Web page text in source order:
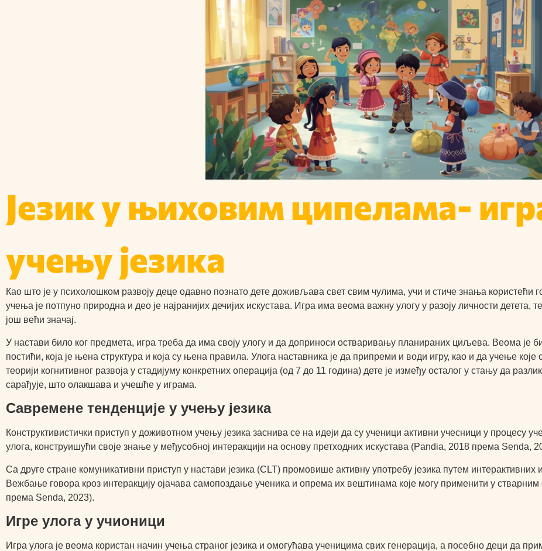
Језик у њиховим ципелама-
учењу језика
Као што је у психолошком развоју деце одавно познато дете доживљава свет свим чулима, учи и стиче знања користећи
учења је потпуно природна и део је најранијих дечијих искустава. Игра има веома важну улогу у разоју личности детета,
још већи значај.
У настави било ког предмета, игра треба да има своју улогу и да доприноси остваривању планираних циљева. Веома је
постићи, која је њена структура и која су њена правила. Улога наставника је да припреми и води игру, као и да учење
теорији когнитивног развоја у стадијуму конкретних операција (од 7 до 11 година) дете је између осталог у стању да
сарађује, што олакшава и учешће у играма.
Савремене тенденције у учењу језика
Конструктивистички приступ у доживотном учењу језика заснива се на идеји да су ученици активни учесници у процесу
улога, конструишући своје знање у међусобној интеракцији на основу претходних искустава (Pandia, 2018 према Senda,
Са друге стране комуникативни приступ у настави језика (CLT) промовише активну употребу језика путем интерактивних
Вежбање говора кроз интеракцију ојачава самопоздање ученика и опрема их вештинама које могу применити у
према Senda, 2023).
Игре улога у учионици
Игра улога је веома користан начин учења страног језика и омогућава ученицима свих генерација, а посебно деци да